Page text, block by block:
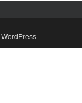
WordPress